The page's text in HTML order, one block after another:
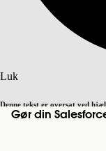
Luk
Denne tekst er oversat ved
detaljer her. Skift til
Gør din